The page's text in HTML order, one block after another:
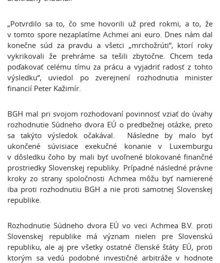
„Potvrdilo sa to, čo sme hovorili už pred rokmi, a to, že
v tomto spore nezaplatíme Achmei ani euro. Dnes nám dal
konečne súd za pravdu a všetci „mrchožrúti“, ktorí roky
vykrikovali že prehráme sa tešili zbytočne. Chcem teda
poďakovať celému tímu za prácu a vyjadriť radosť z tohto
výsledku“, uviedol po zverejnení rozhodnutia minister
financií Peter Kažimír.
BGH mal pri svojom rozhodovaní povinnosť vziať do úvahy
rozhodnutie Súdneho dvora EÚ o predbežnej otázke, preto
sa takýto výsledok očakával. Následne by malo byť
ukončené súvisiace exekučné konanie v Luxemburgu
v dôsledku čoho by mali byť uvoľnené blokované finančné
prostriedky Slovenskej republiky. Prípadné následné právne
kroky zo strany spoločnosti Achmea môžu byť namierené
iba proti rozhodnutiu BGH a nie proti samotnej Slovenskej
republike.
Rozhodnutie Súdneho dvora EÚ vo veci Achmea B.V. proti
Slovenskej republike má význam nielen pre Slovenskú
republiku, ale aj pre všetky ostatné členské štáty EÚ, proti
ktorým sa vedú podobné investičné arbitráže v hodnote